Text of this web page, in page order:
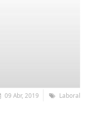
09 Abr, 2019 Laboral